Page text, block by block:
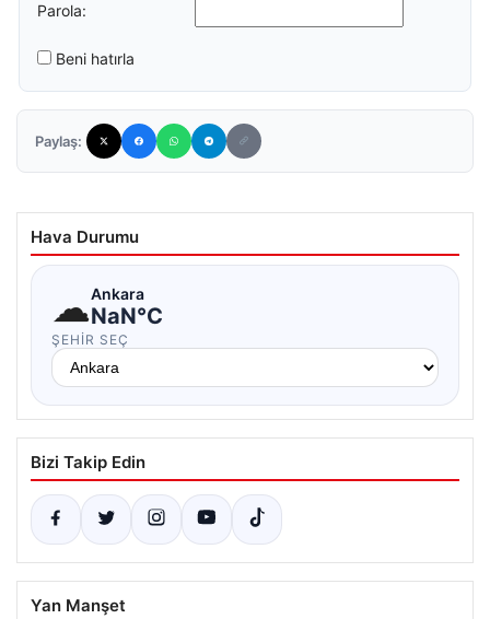
Parola:
Beni hatırla
Paylaş:
Hava Durumu
☁Ankara
NaN°C
ŞEHIR SEÇ
Bizi Takip Edin
Yan Manşet